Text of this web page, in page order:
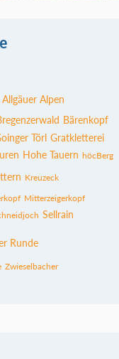
Allgäuer Alpen
Bärenkopf
Törl Gratkletterei
Hohe Tauern höcBerg
Kreuzeck
Mitterzeigerkopf
Sellrain
Runde
Zwieselbacher